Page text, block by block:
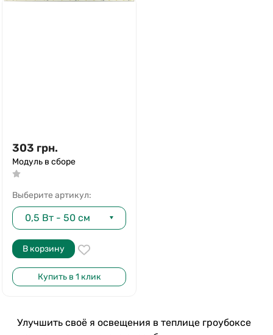
303 грн.
Модуль в сборе
Выберите артикул:
0,5 Вт - 50 см
В корзину
Купить в 1 клик
Улучшить своё я освещения в теплице гроубоксе